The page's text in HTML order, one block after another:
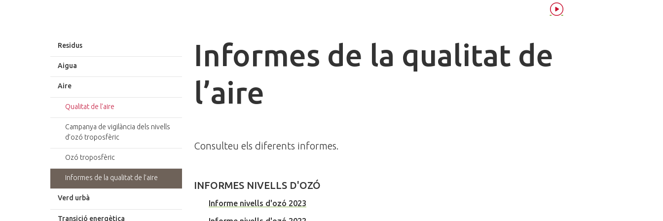
Informes de la qualitat de
l’aire
Consulteu els diferents informes.
INFORMES NIVELLS D'OZÓ
Informe nivells d'ozó 2023
Residus
Aigua
Aire
Qualitat de l’aire
Campanya de vigilància dels nivells
d’ozó troposfèric
Ozó troposfèric
Informes de la qualitat de l’aire
Verd urbà
Transició energètica